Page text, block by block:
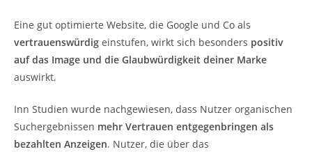
Eine gut optimierte Website, die Google und Co als
vertrauenswürdig einstufen, wirkt sich besonders positiv
auf das Image und die Glaubwürdigkeit deiner Marke
auswirkt.
Inn Studien wurde nachgewiesen, dass Nutzer organischen
Suchergebnissen mehr Vertrauen entgegenbringen als
bezahlten Anzeigen. Nutzer, die über das